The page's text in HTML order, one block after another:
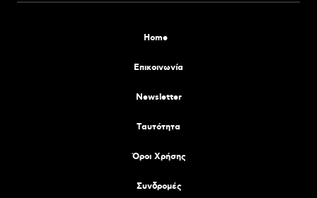
Home
Επικοινωνία
Newsletter
Tαυτότητα
Όροι Χρήσης
Συνδρομές